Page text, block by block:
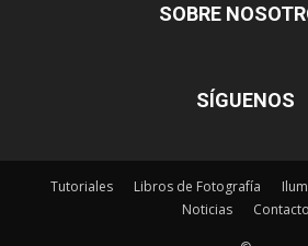
SOBRE
SÍGUENOS
Tutoriales Libros de Fotografía
Noticias
Contacto